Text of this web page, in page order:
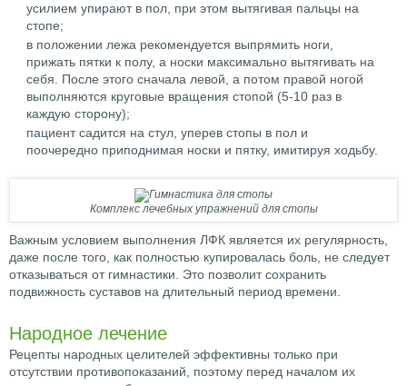
усилием упирают в пол, при этом вытягивая пальцы на
стопе;
в положении лежа рекомендуется выпрямить ноги,
прижать пятки к полу, а носки максимально вытягивать на
себя. После этого сначала левой, а потом правой ногой
выполняются круговые вращения стопой (5-10 раз в
каждую сторону);
пациент садится на стул, уперев стопы в пол и
поочередно приподнимая носки и пятку, имитируя ходьбу.
Комплекс лечебных упражнений для стопы
Важным условием выполнения ЛФК является их регулярность,
даже после того, как полностью купировалась боль, не следует
отказываться от гимнастики. Это позволит сохранить
подвижность суставов на длительный период времени.
Народное лечение
Рецепты народных целителей эффективны только при
отсутствии противопоказаний, поэтому перед началом их